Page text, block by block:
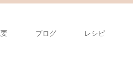
ブログ レシピ